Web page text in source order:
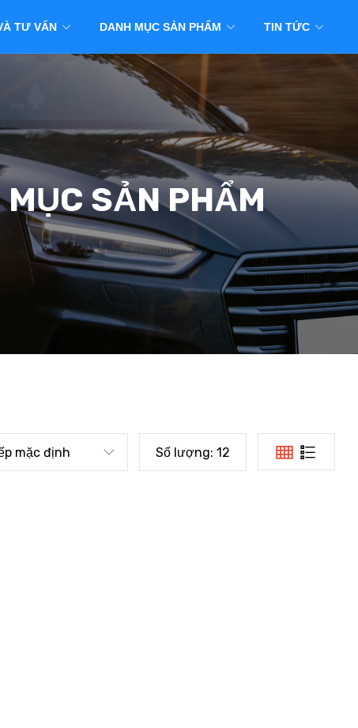
TƯ VẤN DANH MỤC SẢN PHẨM TIN TỨC
SẢN PHẨM
mặc định Số lượng: 12